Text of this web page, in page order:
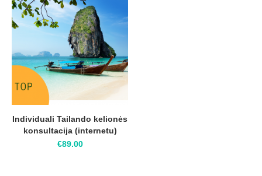
Individuali Tailando kelionės
konsultacija (internetu)
€89.00